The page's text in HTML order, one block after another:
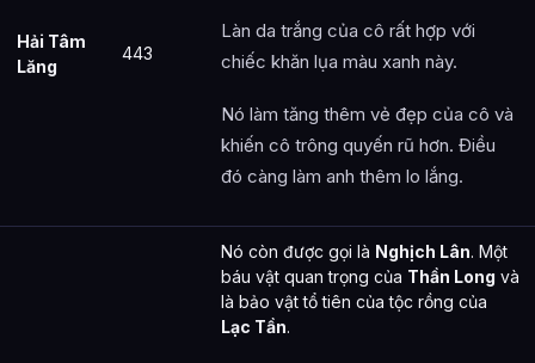
Hải Tâm
Lăng
443
Làn da trắng của cô rất hợp với
chiếc khăn lụa màu xanh này.
Nó làm tăng thêm vẻ đẹp của cô và
khiến cô trông quyến rũ hơn. Điều
đó càng làm anh thêm lo lắng.
Nó còn được gọi là Nghịch Lân. Một
báu vật quan trọng của Thần Long và
là bảo vật tổ tiên của tộc rồng của
Lạc Tần.